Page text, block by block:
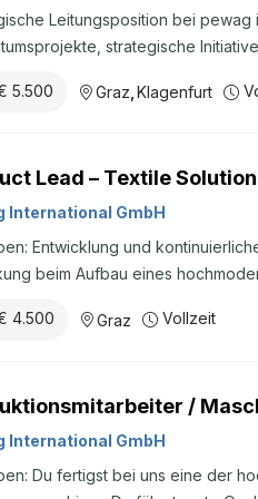
Leitungsposition bei pewag
strategische
5.500 Graz Klagenfurt
Lead – Textile
International GmbH
Entwicklung und
beim Aufbau eines
neuer
oder vergleichbaren
on-Mentalität Hohe Kunden- und
4.500 Graz Vollzeit
/
International GmbH
Du fertigst bei uns eine der